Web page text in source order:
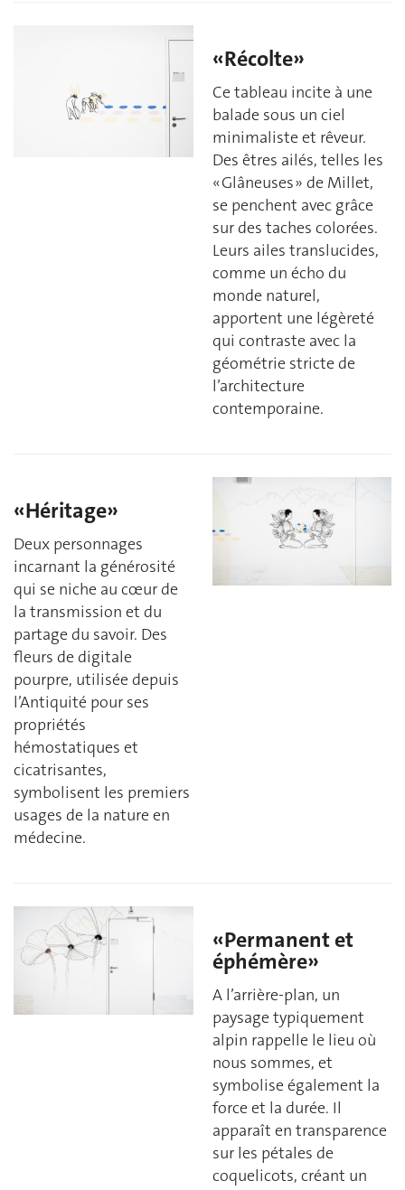
«Récolte»
Ce tableau incite à une
balade sous un ciel
minimaliste et rêveur.
Des êtres ailés, telles les
« Glâneuses » de Millet,
se penchent avec grâce
sur des taches colorées.
Leurs ailes translucides,
comme un écho du
monde naturel,
apportent une légèreté
qui contraste avec la
géométrie stricte de
l’architecture
contemporaine.
«Héritage»
Deux personnages
incarnant la générosité
qui se niche au cœur de
la transmission et du
partage du savoir. Des
fleurs de digitale
pourpre, utilisée depuis
l’Antiquité pour ses
propriétés
hémostatiques et
cicatrisantes,
symbolisent les premiers
usages de la nature en
médecine.
«Permanent et
éphémère»
A l’arrière-plan, un
paysage typiquement
alpin rappelle le lieu où
nous sommes, et
symbolise également la
force et la durée. Il
apparaît en transparence
sur les pétales de
coquelicots, créant un